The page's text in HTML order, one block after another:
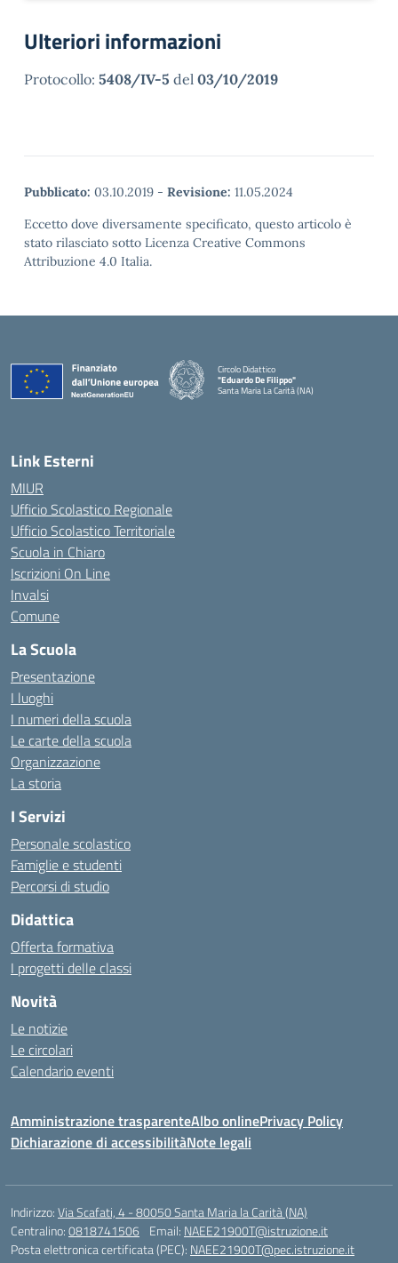
Ulteriori informazioni
Protocollo: 5408/IV-5 del 03/10/2019
Pubblicato: 03.10.2019 - Revisione: 11.05.2024
Eccetto dove diversamente specificato, questo articolo è
stato rilasciato sotto Licenza Creative Commons
Attribuzione 4.0 Italia.
Circolo Didattico
"Eduardo De Filippo"
Santa Maria La Carità (NA)
Link Esterni
MIUR
Ufficio Scolastico Regionale
Ufficio Scolastico Territoriale
Scuola in Chiaro
Iscrizioni On Line
Invalsi
Comune
La Scuola
Presentazione
I luoghi
I numeri della scuola
Le carte della scuola
Organizzazione
La storia
I Servizi
Personale scolastico
Famiglie e studenti
Percorsi di studio
Didattica
Offerta formativa
I progetti delle classi
Novità
Le notizie
Le circolari
Calendario eventi
Amministrazione trasparenteAlbo onlinePrivacy Policy
Dichiarazione di accessibilitàNote legali
Indirizzo:Via Scafati, 4 - 80050 Santa Maria la Carità (NA)
Centralino:0818741506 Email: NAEE21900T@istruzione.it
Posta elettronica certificata (PEC): NAEE21900T@pec.istruzione.it